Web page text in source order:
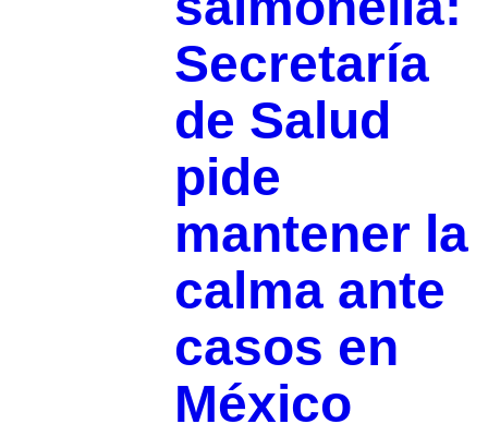
Secretaría
de Salud
pide
mantener la
calma ante
casos en
México